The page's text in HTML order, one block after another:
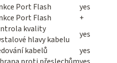
Port Flash
yes
Port Flash
+
kvality
hlavy kabelu
yes
kabelů
yes